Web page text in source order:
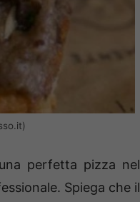
perfetta pizza nel
Spiega che il